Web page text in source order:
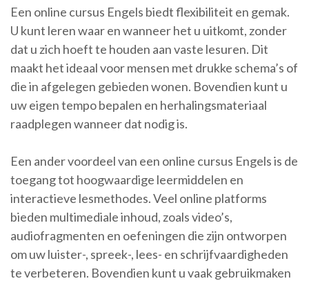
Een online cursus Engels biedt flexibiliteit en gemak.
U kunt leren waar en wanneer het u uitkomt, zonder
dat u zich hoeft te houden aan vaste lesuren. Dit
maakt het ideaal voor mensen met drukke schema’s of
die in afgelegen gebieden wonen. Bovendien kunt u
uw eigen tempo bepalen en herhalingsmateriaal
raadplegen wanneer dat nodig is.
Een ander voordeel van een online cursus Engels is de
toegang tot hoogwaardige leermiddelen en
interactieve lesmethodes. Veel online platforms
bieden multimediale inhoud, zoals video’s,
audiofragmenten en oefeningen die zijn ontworpen
om uw luister-, spreek-, lees- en schrijfvaardigheden
te verbeteren. Bovendien kunt u vaak gebruikmaken